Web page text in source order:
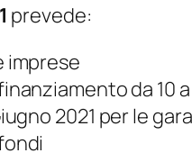
prevede:
imprese
da 10
2021 per le